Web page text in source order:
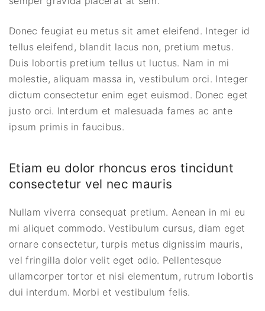
Donec feugiat eu metus sit amet eleifend. Integer id
tellus eleifend, blandit lacus non, pretium metus.
Duis lobortis pretium tellus ut luctus. Nam in mi
molestie, aliquam massa in, vestibulum orci. Integer
dictum consectetur enim eget euismod. Donec eget
justo orci. Interdum et malesuada fames ac ante
ipsum primis in faucibus.
Etiam eu dolor rhoncus eros tincidunt
consectetur vel nec mauris
Nullam viverra consequat pretium. Aenean in mi eu
mi aliquet commodo. Vestibulum cursus, diam eget
ornare consectetur, turpis metus dignissim mauris,
vel fringilla dolor velit eget odio. Pellentesque
ullamcorper tortor et nisi elementum, rutrum lobortis
dui interdum. Morbi et vestibulum felis.